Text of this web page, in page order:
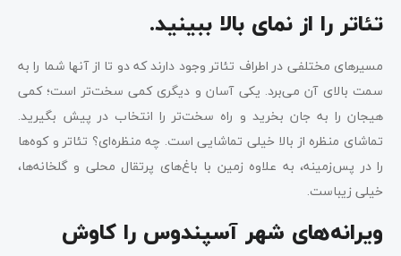
تئاتر را از نمای بالا ببینید.
مسیرهای مختلفی در اطراف تئاتر وجود دارند که دو تا از آنها شما را به
سمت بالای آن می‌برد. یکی آسان و دیگری کمی سخت‌تر است؛ کمی
هیجان را به جان بخرید و راه سخت‌تر را انتخاب در پیش بگیرید.
تماشای منظره از بالا خیلی تماشایی است. چه منظره‌ای؟ تئاتر و کوه‌ها
را در پس‌زمینه، به ‌علاوه زمین با باغ‌های پرتقال محلی و گلخانه‌ها،
خیلی زیباست.
ویرانه‌های شهر آسپندوس را کاوش